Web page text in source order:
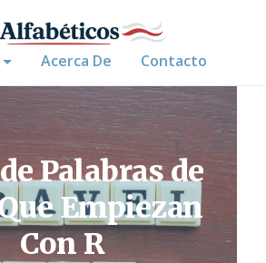
Acerca De Contacto
Palabras de
Empiezan
Con R